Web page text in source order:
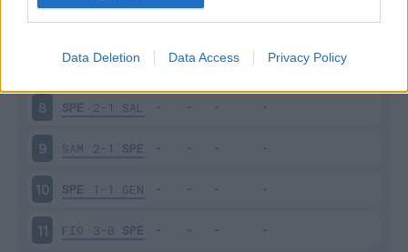
Data Deletion Data Access Privacy Policy
6 SPE 1-2 MIL
VER 4-0 SPE
8 SPE 2-1 SAL
9 SAM 2-1 SPE
10 SPE 1-1 GEN
11 FIO 3-0 SPE